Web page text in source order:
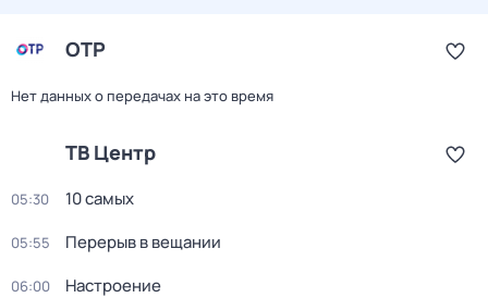
ОТР
Нет данных о передачах на это время
ТВ Центр
05:30 10 самых
05:55 Перерыв в вещании
06:00 Настроение